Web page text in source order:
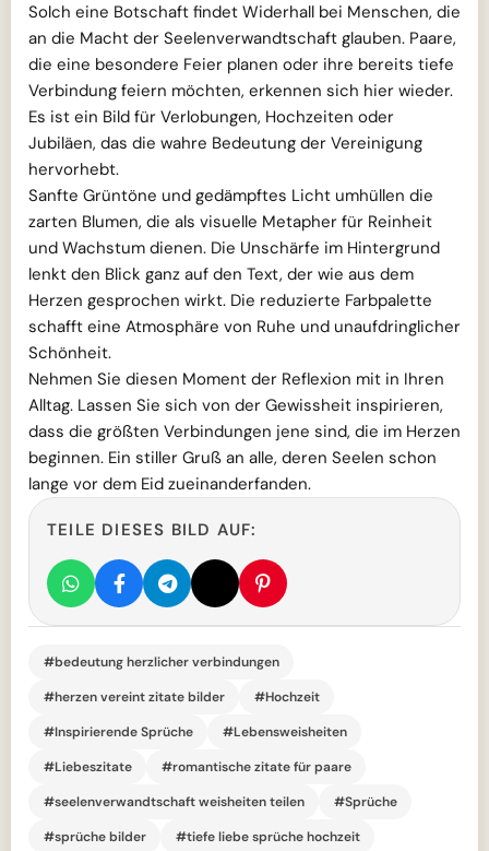
Solch eine Botschaft findet Widerhall bei Menschen, die
an die Macht der Seelenverwandtschaft glauben. Paare,
die eine besondere Feier planen oder ihre bereits tiefe
Verbindung feiern möchten, erkennen sich hier wieder.
Es ist ein Bild für Verlobungen, Hochzeiten oder
Jubiläen, das die wahre Bedeutung der Vereinigung
hervorhebt.
Sanfte Grüntöne und gedämpftes Licht umhüllen die
zarten Blumen, die als visuelle Metapher für Reinheit
und Wachstum dienen. Die Unschärfe im Hintergrund
lenkt den Blick ganz auf den Text, der wie aus dem
Herzen gesprochen wirkt. Die reduzierte Farbpalette
schafft eine Atmosphäre von Ruhe und unaufdringlicher
Schönheit.
Nehmen Sie diesen Moment der Reflexion mit in Ihren
Alltag. Lassen Sie sich von der Gewissheit inspirieren,
dass die größten Verbindungen jene sind, die im Herzen
beginnen. Ein stiller Gruß an alle, deren Seelen schon
lange vor dem Eid zueinanderfanden.
TEILE DIESES BILD AUF:
#bedeutung herzlicher verbindungen
#herzen vereint zitate bilder
#Hochzeit
#Inspirierende Sprüche
#Lebensweisheiten
#Liebeszitate
#romantische zitate für paare
#seelenverwandtschaft weisheiten teilen
#Sprüche
#sprüche bilder
#tiefe liebe sprüche hochzeit